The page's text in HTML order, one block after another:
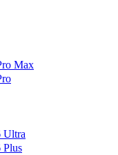
Max
Ultra
Plus